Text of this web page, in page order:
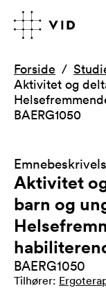
Forside
Aktivitet og
BAERG1050
Aktivitet
barn og
BAERG1050
Tilhører: